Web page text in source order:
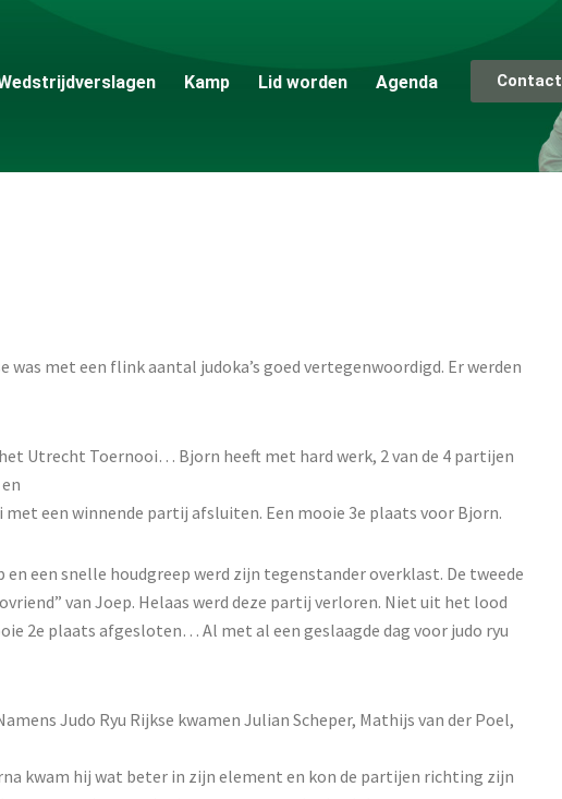
Kamp Lid worden Agenda Contact
met een flink aantal judoka’s goed vertegenwoordigd. Er werden
Utrecht Toernooi… Bjorn heeft met hard werk, 2 van de 4 partijen
een winnende partij afsluiten. Een mooie 3e plaats voor Bjorn.
een snelle houdgreep werd zijn tegenstander overklast. De tweede
van Joep. Helaas werd deze partij verloren. Niet uit het lood
2e plaats afgesloten… Al met al een geslaagde dag voor judo ryu
Judo Ryu Rijkse kwamen Julian Scheper, Mathijs van der Poel,
kwam hij wat beter in zijn element en kon de partijen richting zijn